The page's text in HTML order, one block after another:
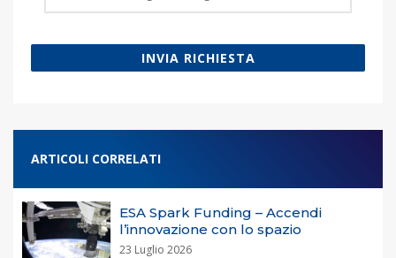
INVIA RICHIESTA
ARTICOLI CORRELATI
ESA Spark Funding – Accendi
l’innovazione con lo spazio
23 Luglio 2026